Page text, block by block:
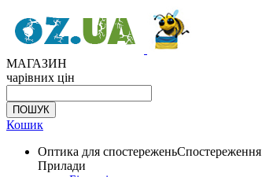
МАГАЗИН
чарівних цін
Кошик
Оптика для спостереженьСпостереження
Прилади